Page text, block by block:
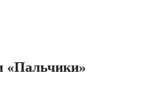
«Пальчики»